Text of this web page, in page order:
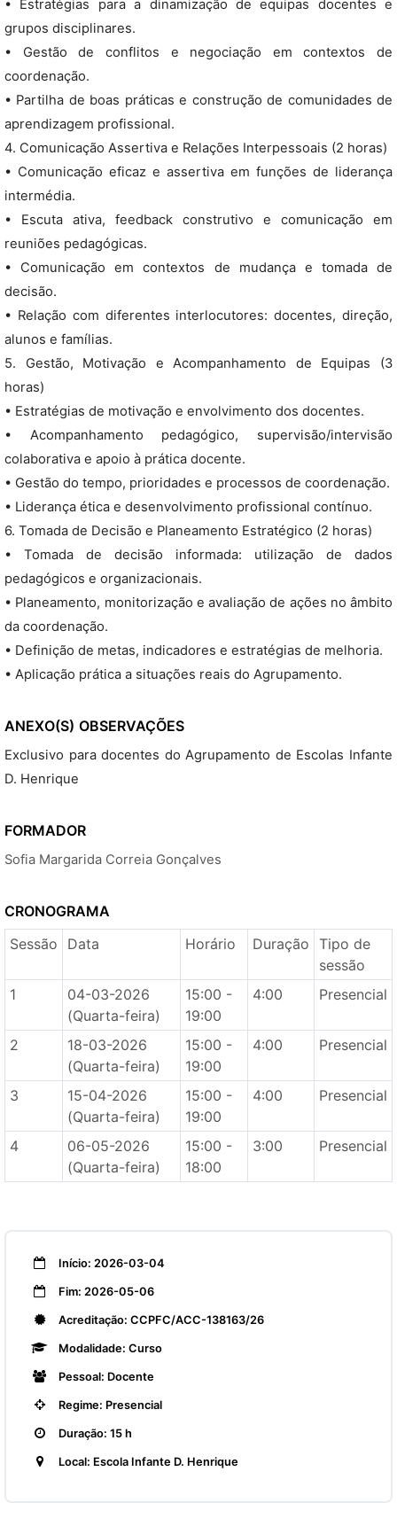
• Estratégias para a dinamização de equipas docentes e
grupos disciplinares.
• Gestão de conflitos e negociação em contextos de
coordenação.
• Partilha de boas práticas e construção de comunidades de
aprendizagem profissional.
4. Comunicação Assertiva e Relações Interpessoais (2 horas)
• Comunicação eficaz e assertiva em funções de liderança
intermédia.
• Escuta ativa, feedback construtivo e comunicação em
reuniões pedagógicas.
• Comunicação em contextos de mudança e tomada de
decisão.
• Relação com diferentes interlocutores: docentes, direção,
alunos e famílias.
5. Gestão, Motivação e Acompanhamento de Equipas (3
horas)
• Estratégias de motivação e envolvimento dos docentes.
• Acompanhamento pedagógico, supervisão/intervisão
colaborativa e apoio à prática docente.
• Gestão do tempo, prioridades e processos de coordenação.
• Liderança ética e desenvolvimento profissional contínuo.
6. Tomada de Decisão e Planeamento Estratégico (2 horas)
• Tomada de decisão informada: utilização de dados
pedagógicos e organizacionais.
• Planeamento, monitorização e avaliação de ações no âmbito
da coordenação.
• Definição de metas, indicadores e estratégias de melhoria.
• Aplicação prática a situações reais do Agrupamento.
ANEXO(S) OBSERVAÇÕES
Exclusivo para docentes do Agrupamento de Escolas Infante
D. Henrique
FORMADOR
Sofia Margarida Correia Gonçalves
CRONOGRAMA
Sessão
Data Horário Duração Tipo de
sessão
1
04-03-2026
(Quarta-feira)
15:00 -
19:00
4:00 Presencial
2
18-03-2026
(Quarta-feira)
15:00 -
19:00
4:00 Presencial
3
15-04-2026
(Quarta-feira)
15:00 -
19:00
4:00 Presencial
4
06-05-2026
(Quarta-feira)
15:00 -
18:00
3:00 Presencial
Início: 2026-03-04
Fim: 2026-05-06
Acreditação: CCPFC/ACC-138163/26
Modalidade: Curso
Pessoal: Docente
Regime: Presencial
Duração: 15 h
Local: Escola Infante D. Henrique